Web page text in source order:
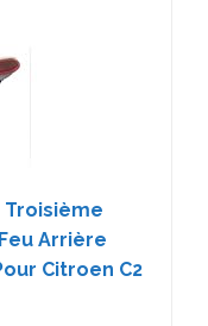
Troisième
Arrière
Citroen C2